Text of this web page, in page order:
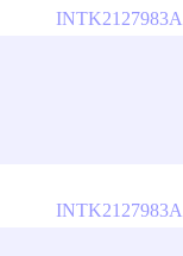
INTK2127983A
INTK2127983A